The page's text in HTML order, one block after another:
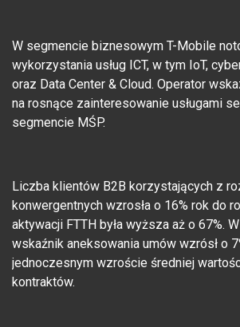
W segmencie biznesowym T-Mobile
wykorzystania usług ICT, w tym IoT,
oraz Data Center & Cloud. Operator
na rosnące zainteresowanie usługami
segmencie MŚP.
Liczba klientów B2B korzystających z
konwergentnych wzrosła o 16% rok do
aktywacji FTTH była wyższa aż o 67%.
wskaźnik aneksowania umów wzrósł o
jednoczesnym wzroście średniej
kontraktów.